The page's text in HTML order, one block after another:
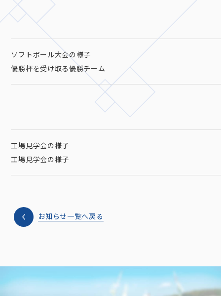
ソフトボール大会の様子
優勝杯を受け取る優勝チーム
工場見学会の様子
工場見学会の様子
お知らせ一覧へ戻る